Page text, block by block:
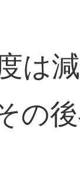
は
の